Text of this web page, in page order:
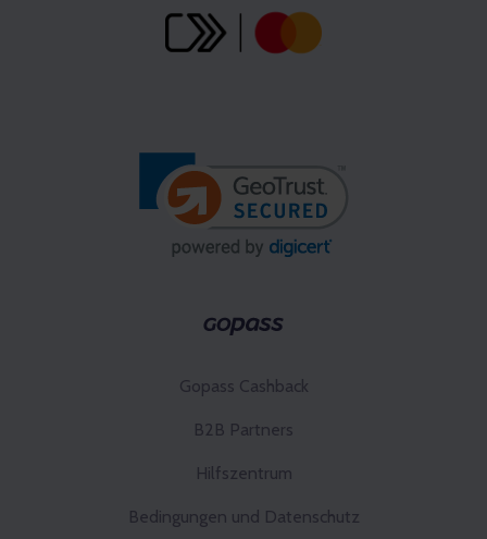
Gopass Cashback
B2B Partners
Hilfszentrum
Bedingungen und Datenschutz